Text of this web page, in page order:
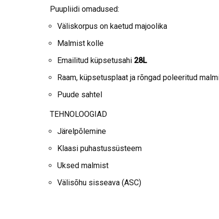
Puupliidi omadused:
Väliskorpus on kaetud majoolika
Malmist kolle
Emailitud küpsetusahi 28L
Raam, küpsetusplaat ja rõngad poleeritud
Puude sahtel
TEHNOLOOGIAD
Järelpõlemine
Klaasi puhastussüsteem
Uksed malmist
Välisõhu sisseava (ASC)